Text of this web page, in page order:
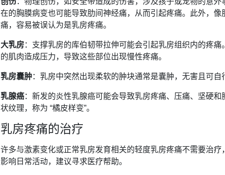
在的胸膜病变也可能导致肋间神经痛，从而引起疼痛。此外，
痛，容易被误认为是乳房疼痛。
大乳房：支撑乳房的库伯韧带拉伸可能会引起乳房组织内的疼
的肌肉造成压力，导致这些部位出现慢性疼痛。
乳房囊肿：乳房中突然出现柔软的肿块通常是囊肿，无害且可
乳腺癌：新发的炎性乳腺癌可能会导致乳房疼痛、压痛、坚硬
状纹理，称为 “橘皮样变”。
乳房疼痛的治疗
许多与激素变化或正常乳房发育相关的轻度乳房疼痛不需要治
影响日常活动，建议寻求医疗帮助。